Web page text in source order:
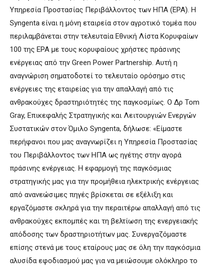
Υπηρεσία Προστασίας Περιβάλλοντος των ΗΠΑ (EPA). Η
Syngenta είναι η μόνη εταιρεία στον αγροτικό τομέα που
περιλαμβάνεται στην τελευταία Εθνική Λίστα Κορυφαίων
100 της EPA με τους κορυφαίους χρήστες πράσινης
ενέργειας από την Green Power Partnership. Αυτή η
αναγνώριση σηματοδοτεί το τελευταίο ορόσημο στις
ενέργειες της εταιρείας για την απαλλαγή από τις
ανθρακούχες δραστηριότητές της παγκοσμίως. Ο Δρ Tom
Gray, Επικεφαλής Στρατηγικής και Λειτουργιών Ενεργών
Συστατικών στον Όμιλο Syngenta, δήλωσε: «Είμαστε
περήφανοι που μας αναγνωρίζει η Υπηρεσία Προστασίας
του Περιβάλλοντος των ΗΠΑ ως ηγέτης στην αγορά
πράσινης ενέργειας. Η εφαρμογή της παγκόσμιας
στρατηγικής μας για την προμήθεια ηλεκτρικής ενέργειας
από ανανεώσιμες πηγές βρίσκεται σε εξέλιξη και
εργαζόμαστε σκληρά για την περαιτέρω απαλλαγή από τις
ανθρακούχες εκπομπές και τη βελτίωση της ενεργειακής
απόδοσης των δραστηριοτήτων μας. Συνεργαζόμαστε
επίσης στενά με τους εταίρους μας σε όλη την παγκόσμια
αλυσίδα εφοδιασμού μας για να μειώσουμε ολόκληρο το